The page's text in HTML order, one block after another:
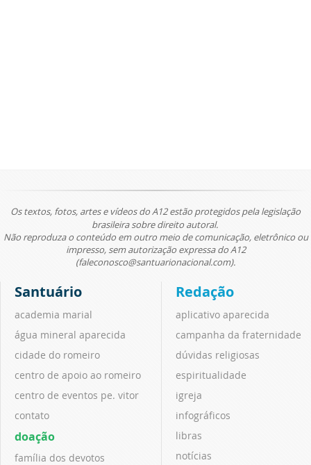
Os textos, fotos, artes e vídeos do A12 estão protegidos pela legislação
brasileira sobre direito autoral.
Não reproduza o conteúdo em outro meio de comunicação, eletrônico ou
impresso, sem autorização expressa do A12
(faleconosco@santuarionacional.com).
Santuário
academia marial
água mineral aparecida
cidade do romeiro
centro de apoio ao romeiro
centro de eventos pe. vitor
contato
doação
família dos devotos
Redação
aplicativo aparecida
campanha da fraternidade
dúvidas religiosas
espiritualidade
igreja
infográficos
libras
notícias